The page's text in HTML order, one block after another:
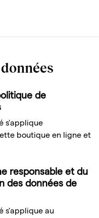
de
s'applique
boutique en ligne et
responsable et du
des données de
s'applique au